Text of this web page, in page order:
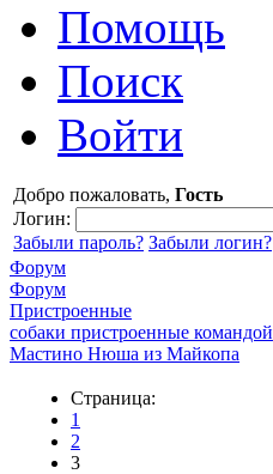
Помощь
Поиск
Войти
Добро пожаловать, Гость
Логин:
Забыли пароль? Забыли логин?
Форум
Форум
Пристроенные
собаки пристроенные командой
Мастино Нюша из Майкопа
Страница:
1
2
3